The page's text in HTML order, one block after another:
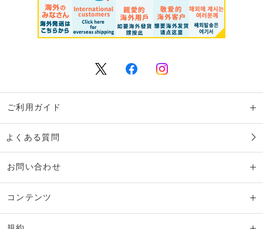
ご利用ガイド
よくある質問
お問い合わせ
コンテンツ